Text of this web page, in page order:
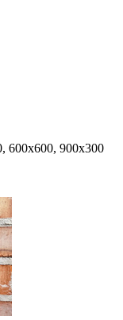
600х600, 900х300